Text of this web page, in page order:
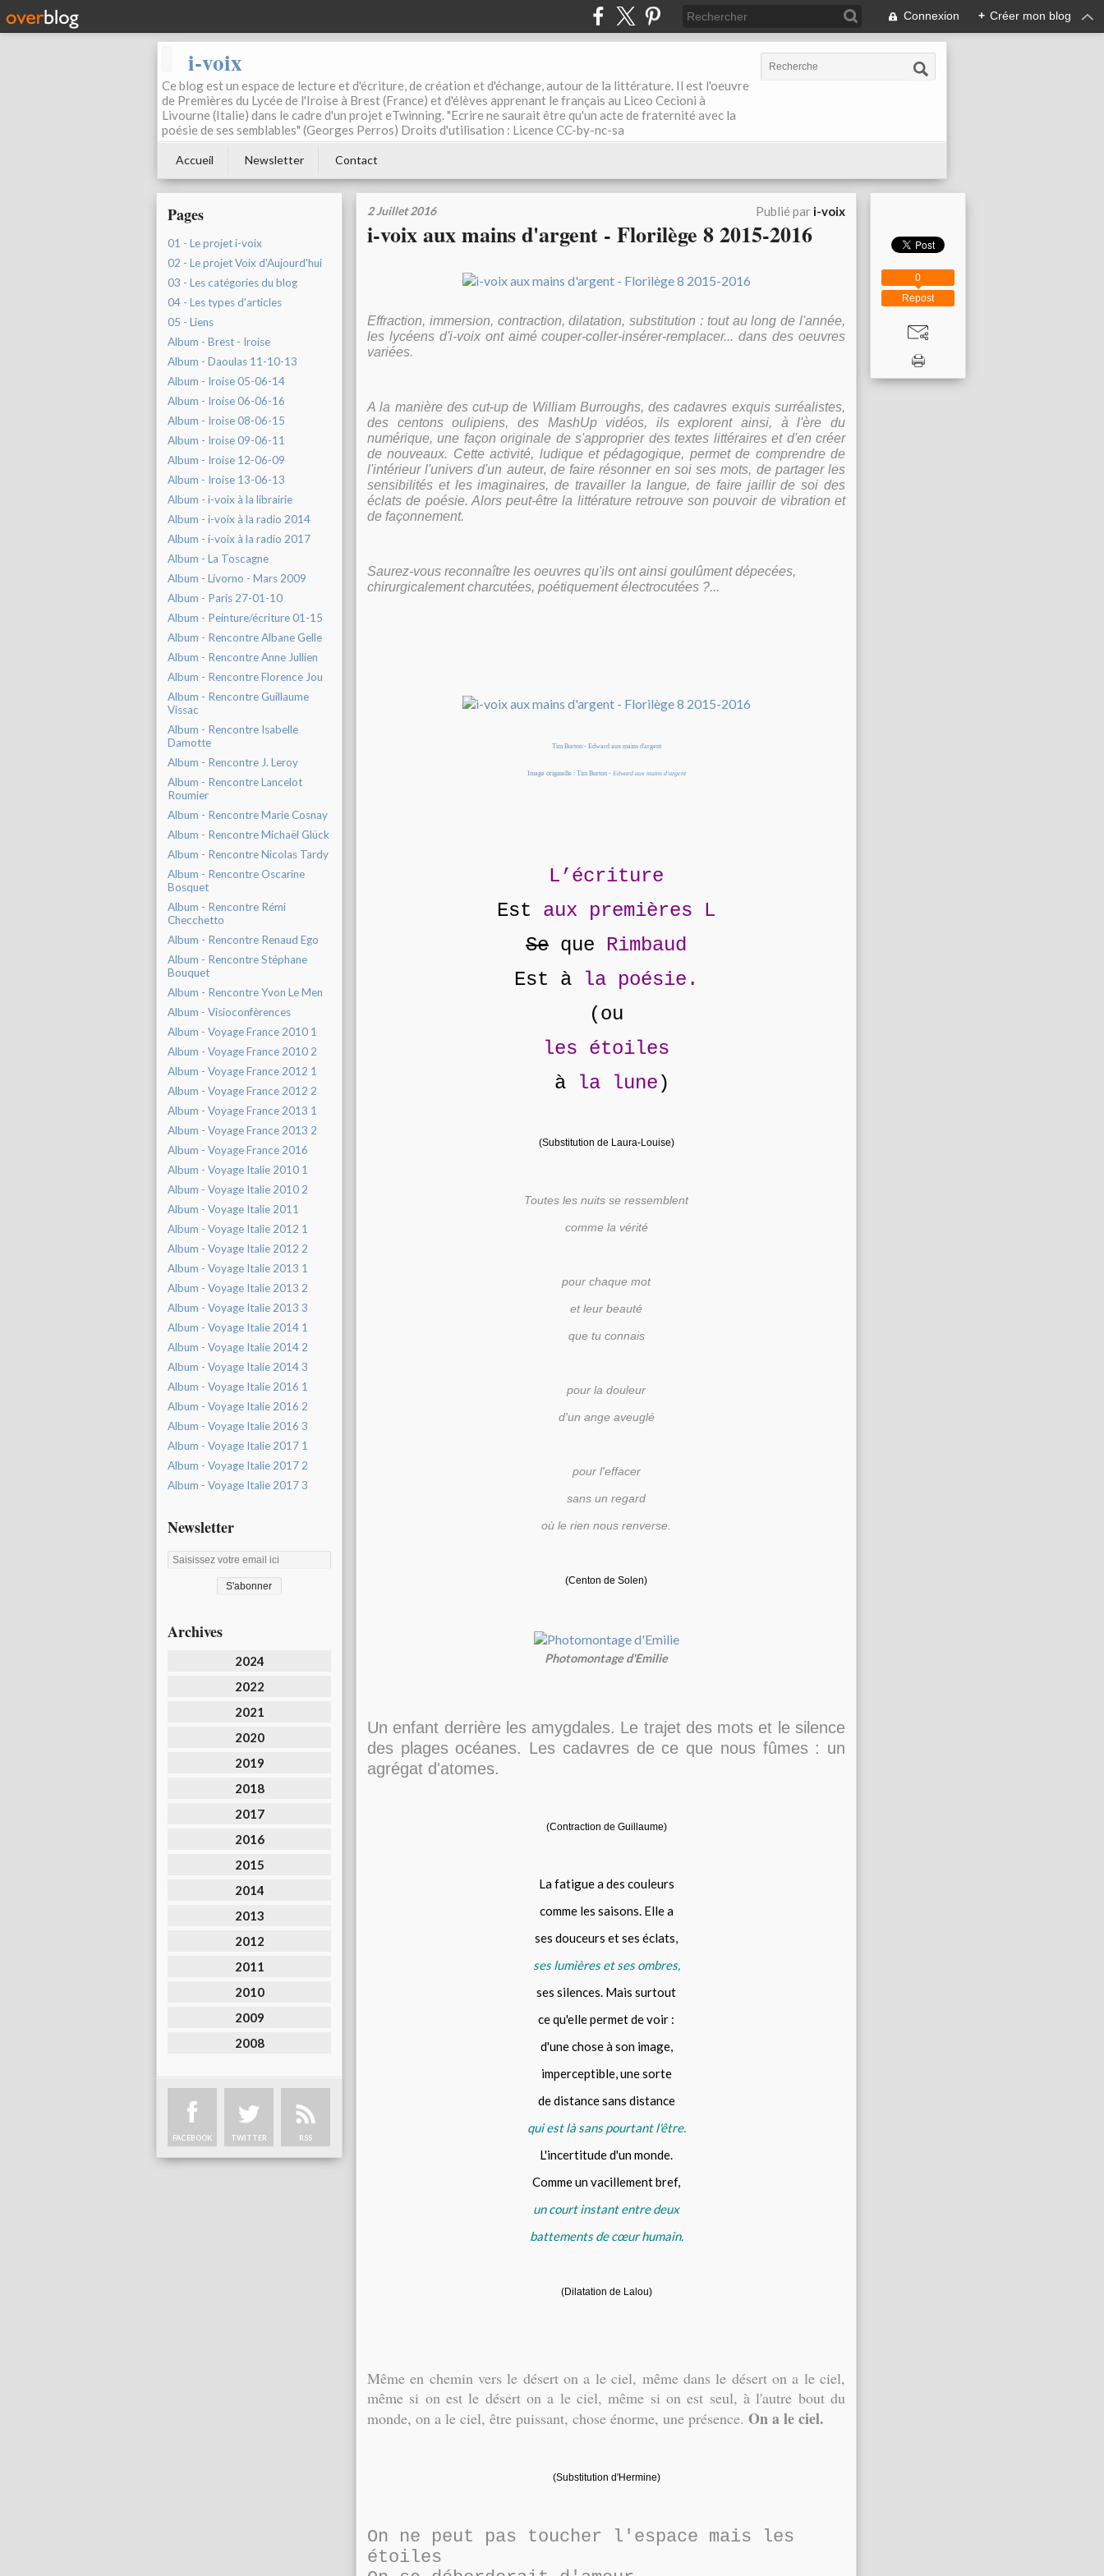
Connexion + Créer mon blog
i-voix
Ce blog est un espace de lecture et d'écriture, de création et d'échange, autour de la littérature. Il est l'oeuvre
de Premières du Lycée de l'Iroise à Brest (France) et d'élèves apprenant le français au Liceo Cecioni à
Livourne (Italie) dans le cadre d'un projet eTwinning. "Ecrire ne saurait être qu'un acte de fraternité avec la
poésie de ses semblables" (Georges Perros) Droits d'utilisation : Licence CC-by-nc-sa
Accueil Newsletter Contact
Pages
01 - Le projet i-voix
02 - Le projet Voix d'Aujourd'hui
03 - Les catégories du blog
04 - Les types d'articles
05 - Liens
Album - Brest - Iroise
Album - Daoulas 11-10-13
Album - Iroise 05-06-14
Album - Iroise 06-06-16
Album - Iroise 08-06-15
Album - Iroise 09-06-11
Album - Iroise 12-06-09
Album - Iroise 13-06-13
Album - i-voix à la librairie
Album - i-voix à la radio 2014
Album - i-voix à la radio 2017
Album - La Toscagne
Album - Livorno - Mars 2009
Album - Paris 27-01-10
Album - Peinture/écriture 01-15
Album - Rencontre Albane Gelle
Album - Rencontre Anne Jullien
Album - Rencontre Florence Jou
Album - Rencontre Guillaume
Vissac
Album - Rencontre Isabelle
Damotte
Album - Rencontre J. Leroy
Album - Rencontre Lancelot
Roumier
Album - Rencontre Marie Cosnay
Album - Rencontre Michaël Glück
Album - Rencontre Nicolas Tardy
Album - Rencontre Oscarine
Bosquet
Album - Rencontre Rémi
Checchetto
Album - Rencontre Renaud Ego
Album - Rencontre Stéphane
Bouquet
Album - Rencontre Yvon Le Men
Album - Visioconfèrences
Album - Voyage France 2010 1
Album - Voyage France 2010 2
Album - Voyage France 2012 1
Album - Voyage France 2012 2
Album - Voyage France 2013 1
Album - Voyage France 2013 2
Album - Voyage France 2016
Album - Voyage Italie 2010 1
Album - Voyage Italie 2010 2
Album - Voyage Italie 2011
Album - Voyage Italie 2012 1
Album - Voyage Italie 2012 2
Album - Voyage Italie 2013 1
Album - Voyage Italie 2013 2
Album - Voyage Italie 2013 3
Album - Voyage Italie 2014 1
Album - Voyage Italie 2014 2
Album - Voyage Italie 2014 3
Album - Voyage Italie 2016 1
Album - Voyage Italie 2016 2
Album - Voyage Italie 2016 3
Album - Voyage Italie 2017 1
Album - Voyage Italie 2017 2
Album - Voyage Italie 2017 3
Newsletter
Archives
2024
2022
2021
2020
2019
2018
2017
2016
2015
2014
2013
2012
2011
2010
2009
2008
FACEBOOK TWITTER RSS
2 Juillet 2016 Publié par i-voix
i-voix aux mains d'argent - Florilège 8 2015-2016
Effraction, immersion, contraction, dilatation, substitution : tout au long de l'année,
les lycéens d'i-voix ont aimé couper-coller-insérer-remplacer... dans des oeuvres
variées.
A la manière des cut-up de William Burroughs, des cadavres exquis surréalistes,
des centons oulipiens, des MashUp vidéos, ils explorent ainsi, à l'ère du
numérique, une façon originale de s'approprier des textes littéraires et d'en créer
de nouveaux. Cette activité, ludique et pédagogique, permet de comprendre de
l'intérieur l'univers d'un auteur, de faire résonner en soi ses mots, de partager les
sensibilités et les imaginaires, de travailler la langue, de faire jaillir de soi des
éclats de poésie. Alors peut-être la littérature retrouve son pouvoir de vibration et
de façonnement.
Saurez-vous reconnaître les oeuvres qu'ils ont ainsi goulûment dépecées,
chirurgicalement charcutées, poétiquement électrocutées ?...
Tim Burton - Edward aux mains d'argent
Image originelle : Tim Burton - Edward aux mains d'argent
L’écriture
Est
aux premières L
Se que Rimbaud
Est à
la poésie.
(ou
les étoiles
à
la lune)
(Substitution de Laura-Louise)
Toutes les nuits se ressemblent
comme la vérité
pour chaque mot
et leur beauté
que tu connais
pour la douleur
d'un ange aveuglé
pour l'effacer
sans un regard
où le rien nous renverse.
(Centon de Solen)
Photomontage d'Emilie
Un enfant derrière les amygdales. Le trajet des mots et le silence
des plages océanes. Les cadavres de ce que nous fûmes : un
agrégat d'atomes.
(Contraction de Guillaume)
La fatigue a des couleurs
comme les saisons. Elle a
ses douceurs et ses éclats,
ses lumières et ses ombres,
ses silences. Mais surtout
ce qu'elle permet de voir :
d'une chose à son image,
imperceptible, une sorte
de distance sans distance
qui est là sans pourtant l'être.
L'incertitude d'un monde.
Comme un vacillement bref,
un court instant entre deux
battements de cœur humain.
(Dilatation de Lalou)
Même en chemin vers le désert on a le ciel, même dans le désert on a le ciel,
même si on est le désert on a le ciel, même si on est seul, à l'autre bout du
monde, on a le ciel, être puissant, chose énorme, une présence. On a le ciel.
(Substitution d'Hermine)
On ne peut pas toucher l'espace mais les
étoiles
Repost
0